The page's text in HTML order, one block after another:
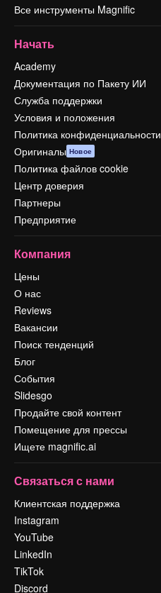
Все инструменты Magnific
Начать
Academy
Документация по Пакету ИИ
Служба поддержки
Условия и положения
Политика конфиденциальности
Оригиналы Новое
Политика файлов cookie
Центр доверия
Партнеры
Предприятие
Компания
Цены
О нас
Reviews
Вакансии
Поиск тенденций
Блог
События
Slidesgo
Продайте свой контент
Помещение для прессы
Ищете magnific.ai
Связаться с нами
Клиентская поддержка
Instagram
YouTube
LinkedIn
TikTok
Discord